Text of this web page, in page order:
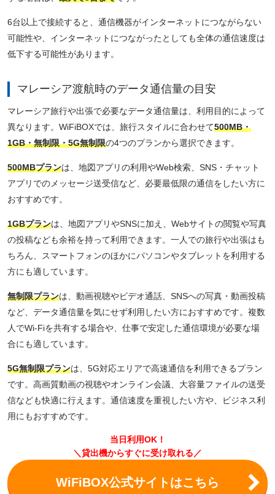
6台以上で接続すると、通信機器がインターネットにつながらない
可能性や、インターネットにつながったとしても全体の通信速度は
低下する可能性があります。
マレーシア渡航時のデータ通信量の目安
マレーシア旅行や出張で必要なデータ通信量は、利用目的によって
異なります。WiFiBOXでは、旅行スタイルに合わせて500MB・
1GB・無制限・5G無制限の4つのプランから選択できます。
500MBプランは、地図アプリの利用やWeb検索、SNS・チャット
アプリでのメッセージ送受信など、必要最低限の通信をしたい方に
おすすめです。
1GBプランは、地図アプリやSNSに加え、Webサイトの閲覧や写真
の投稿なども余裕を持って利用できます。一人での旅行や出張はも
ちろん、スマートフォンのほかにパソコンやタブレットを利用する
方にも適しています。
無制限プランは、動画視聴やビデオ通話、SNSへの写真・動画投稿
など、データ通信量を気にせず利用したい方におすすめです。複数
人でWi-Fiを共有する場合や、仕事で安定した通信環境が必要な場
合にも適しています。
5G無制限プランは、5G対応エリアで高速通信を利用できるプラン
です。高画質動画の視聴やオンライン会議、大容量ファイルの送受
信なども快適に行えます。通信速度を重視したい方や、ビジネス利
用にもおすすめです。
当日利用OK！
＼貸出機からすぐに受け取れる／
WiFiBOX公式サイトはこちら